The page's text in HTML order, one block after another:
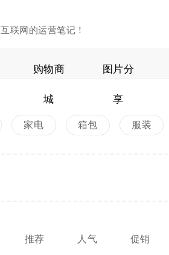
互联网的运营笔记！
购物商
城
图片分
享
家电 箱包 服装
推荐 人气 促销